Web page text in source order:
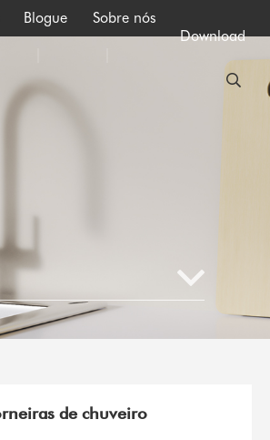
Blogue
Sobre nós
Download
de chuveiro